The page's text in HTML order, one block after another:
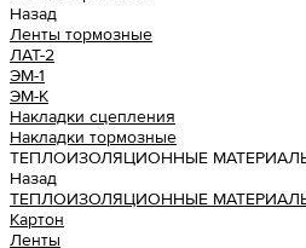
Назад
Ленты тормозные
ЛАТ-2
ЭМ-1
ЭМ-К
Накладки сцепления
Накладки тормозные
ТЕПЛОИЗОЛЯЦИОННЫЕ
Назад
ТЕПЛОИЗОЛЯЦИОННЫЕ
Картон
Ленты